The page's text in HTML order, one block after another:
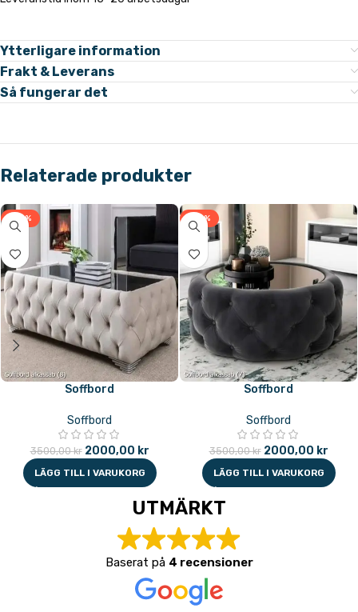
Ytterligare information
Frakt & Leverans
Så fungerar det
Relaterade produkter
-43%
Soffbord
Soffbord
3500,00kr 2000,00 kr
LÄGG TILL I VARUKORG
-43%
Soffbord
Soffbord
3500,00kr 2000,00 kr
LÄGG TILL I VARUKORG
UTMÄRKT
Baserat på 4 recensioner